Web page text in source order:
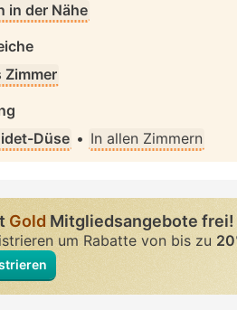
in der Nähe
Düse • In allen Zimmern
Gold Mitgliedsangebote frei!
um Rabatte von bis zu